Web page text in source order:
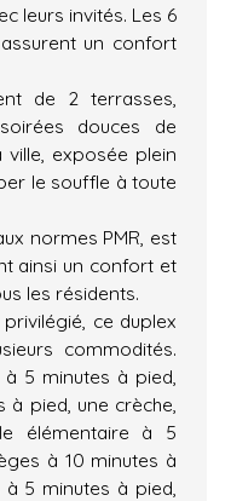
leurs invités. Les 6
un confort
de 2 terrasses,
douces de
ville, exposée plein
le souffle à toute
normes PMR, est
ainsi un confort et
les résidents.
ce duplex
commodités.
5 minutes à pied,
pied, une crèche,
élémentaire à 5
à 10 minutes à
5 minutes à pied,